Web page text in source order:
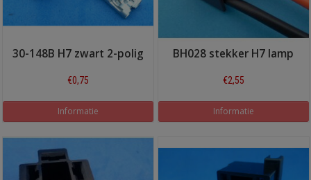
30-148B H7 zwart 2-polig
€0,75
Informatie
BH028 stekker H7 lamp
€2,55
Informatie